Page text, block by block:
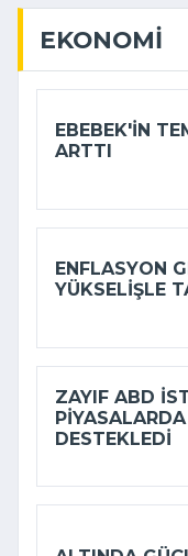
EKONOMI
EBEBEK'IN
ARTTI
ENFLASYON
YÜKSELIŞLE
ZAYIF ABD
DESTEKLEDI